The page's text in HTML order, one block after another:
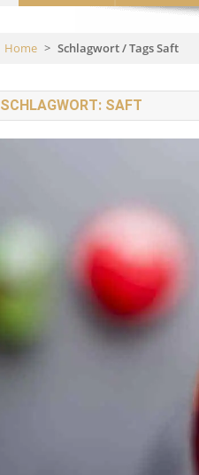
Home > Schlagwort / Tags Saft
SCHLAGWORT: SAFT